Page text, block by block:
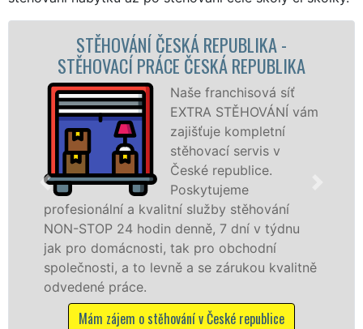
STĚHOVACÍ SLUŽBA ČESKÁ REPUBLIKA -
STĚHOVACÍ FIRMA ČESKÁ REPUBLIKA
Poskytujeme
stěhovací služby v
České republice na
špičkové úrovni se
speciální stěhovací
technikou. Tyto
služby zajišťujeme domácnostem i firmám v
celém okresu Česká republika se zárukou
kvality franchisové sítě EXTRA STĚHOVÁNÍ.
Nabízíme stěhovací služby NON-STOP
včetně víkendů a svátků bez příplatků.
Mám zájem o stěhovací služby v České republice